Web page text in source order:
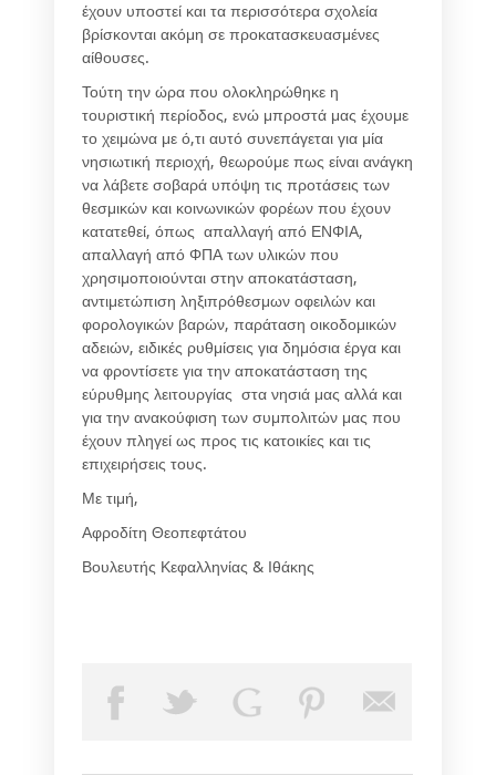
έχουν υποστεί και τα περισσότερα σχολεία
βρίσκονται ακόμη σε προκατασκευασμένες
αίθουσες.
Τούτη την ώρα που ολοκληρώθηκε η
τουριστική περίοδος, ενώ μπροστά μας έχουμε
το χειμώνα με ό,τι αυτό συνεπάγεται για μία
νησιωτική περιοχή, θεωρούμε πως είναι ανάγκη
να λάβετε σοβαρά υπόψη τις προτάσεις των
θεσμικών και κοινωνικών φορέων που έχουν
κατατεθεί, όπως απαλλαγή από ΕΝΦΙΑ,
απαλλαγή από ΦΠΑ των υλικών που
χρησιμοποιούνται στην αποκατάσταση,
αντιμετώπιση ληξιπρόθεσμων οφειλών και
φορολογικών βαρών, παράταση οικοδομικών
αδειών, ειδικές ρυθμίσεις για δημόσια έργα και
να φροντίσετε για την αποκατάσταση της
εύρυθμης λειτουργίας στα νησιά μας αλλά και
για την ανακούφιση των συμπολιτών μας που
έχουν πληγεί ως προς τις κατοικίες και τις
επιχειρήσεις τους.
Με τιμή,
Αφροδίτη Θεοπεφτάτου
Βουλευτής Κεφαλληνίας & Ιθάκης